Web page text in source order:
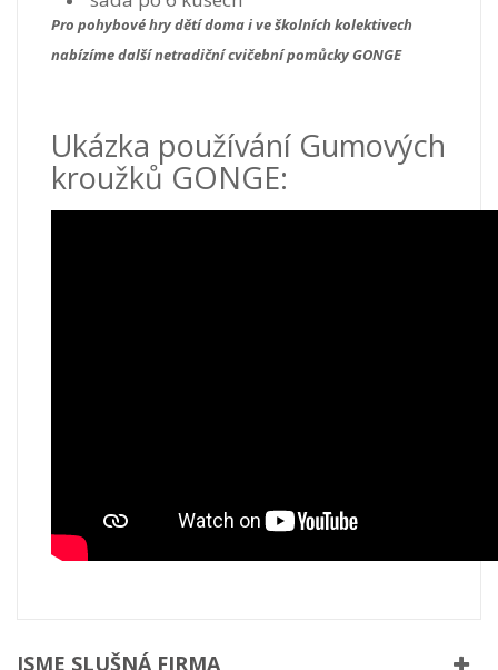
Pro pohybové hry dětí doma i ve školních kolektivech
nabízíme další netradiční cvičební pomůcky GONGE
Ukázka používání Gumových
kroužků GONGE:
JSME SLUŠNÁ FIRMA